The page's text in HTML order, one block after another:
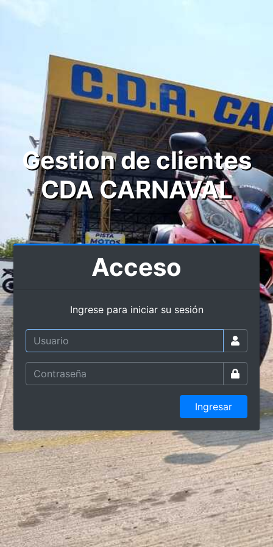
Gestion de clientes
CDA CARNAVAL
Acceso
Ingrese para iniciar su sesión
Ingresar